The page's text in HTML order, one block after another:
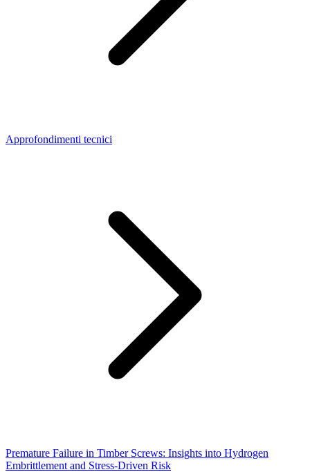
Approfondimenti tecnici
Premature Failure in Timber Screws: Insights into Hydrogen
Embrittlement and Stress-Driven Risk